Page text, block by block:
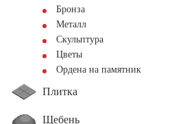
Бронза
Металл
Скульптура
Цветы
Ордена на памятник
Плитка
Щебень